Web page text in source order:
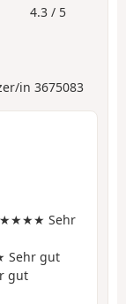
4.3 / 5
in 3675083
Sehr
gut
gut